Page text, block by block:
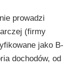
prowadzi
(firmy
jako B-
dochodów, od